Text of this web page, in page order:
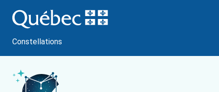
au
contenu
Constellations